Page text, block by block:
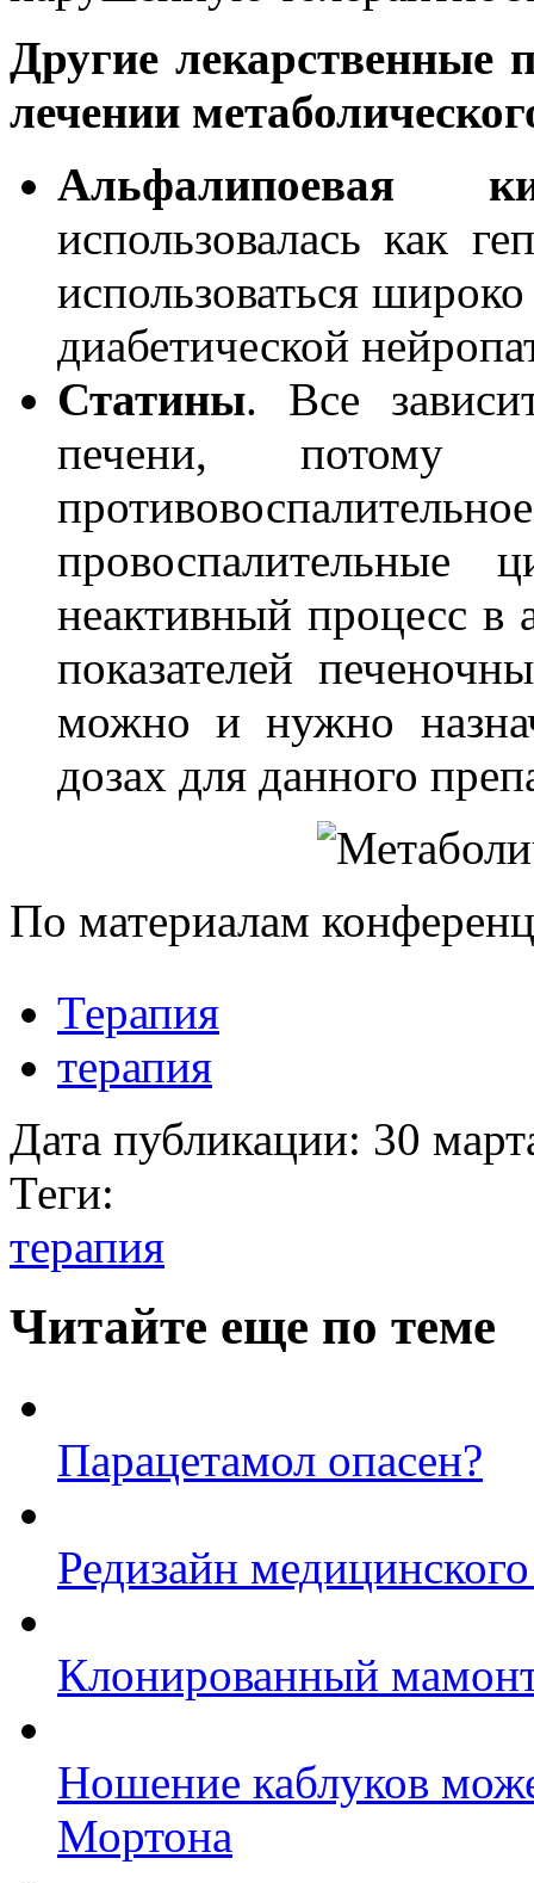
Другие лекарственные
лечении
Альфалипоевая
использовалась как
использоваться
диабетической
Статины. Все
печени, потому
провоспалительные
неактивный процесс в
показателей
можно и нужно
дозах для данного
По материалам
Терапия
терапия
Дата публикации: 30
Теги:
терапия
Читайте еще по теме
Парацетамол опасен?
Редизайн
Клонированный
Ношение каблуков
Мортона